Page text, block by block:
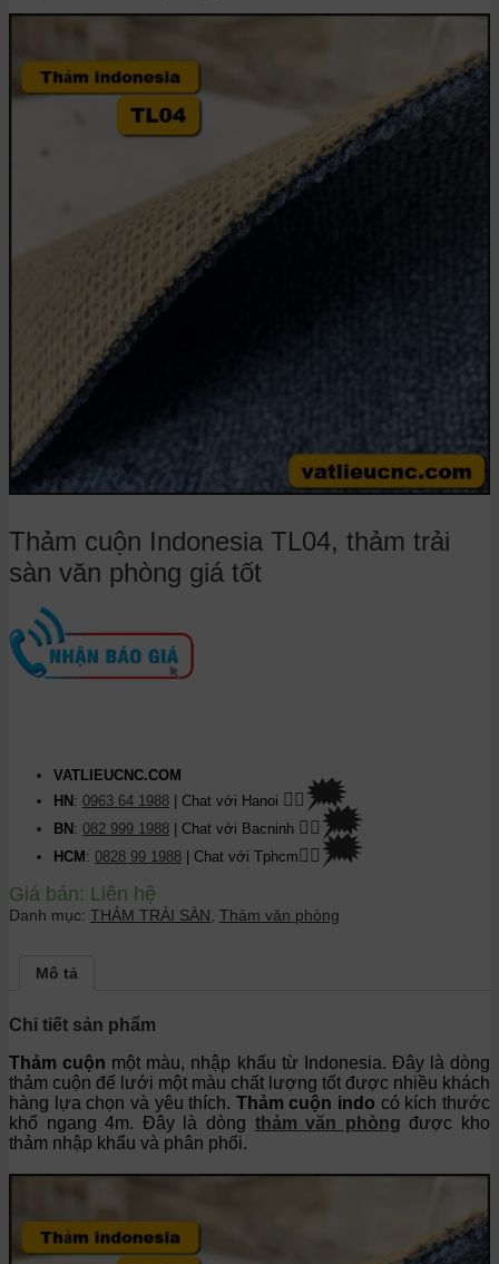
Thảm cuộn Indonesia TL04, thảm trải
sàn văn phòng giá tốt
VATLIEUCNC.COM
HN : 0963 64 1988 | Chat với Hanoi 👉🏽 🗯
BN : 082 999 1988 | Chat với Bacninh 👉🏽 🗯
HCM : 0828 99 1988 | Chat với Tphcm 👉🏽 🗯
Giá bán: Liên hệ
Danh mục: THẢM TRẢI SÀN Thảm văn phòng
Mô tả
Chi tiết sản phẩm
Thảm cuộn một màu, nhập khẩu từ Indonesia. Đây là dòng
thảm cuộn đế lưới một màu chất lượng tốt được nhiều khách
hàng lựa chọn và yêu thích. Thảm cuộn indo có kích thước
khổ ngang 4m. Đây là dòng thảm văn phòng được kho
thảm nhập khẩu và phân phối.